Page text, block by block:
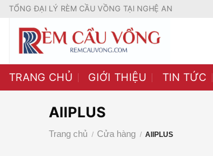
Skip
content
TỔNG ĐẠI LÝ RÈM CẦU VỒNG TẠI NGHỆ AN
TRANG CHỦ GIỚI THIỆU TIN TỨC
AllPLUS
Trang chủ / Cửa hàng / AllPLUS